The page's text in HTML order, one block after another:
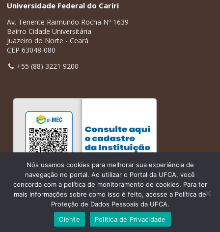
Universidade Federal do Cariri
Av. Tenente Raimundo Rocha Nº 1639
Bairro Cidade Universitária
Juazeiro do Norte - Ceará
CEP 63048-080
+55 (88) 3221 9200
Nós usamos cookies para melhorar sua experiência de
navegação no portal. Ao utilizar o Portal da UFCA, você
concorda com a política de monitoramento de cookies. Para ter
mais informações sobre como isso é feito, acesse a Política de
Proteção de Dados Pessoais da UFCA.
Ciente
Política de Privacidade